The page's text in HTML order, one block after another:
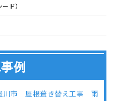
ド）
例
川市 屋根葺き替え工事 雨